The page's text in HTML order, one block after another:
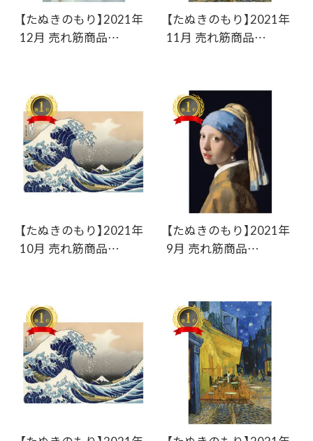
【たぬきのもり】2021年
12月 売れ筋商品…
【たぬきのもり】2021年
11月 売れ筋商品…
【たぬきのもり】2021年
10月 売れ筋商品…
【たぬきのもり】2021年
9月 売れ筋商品…